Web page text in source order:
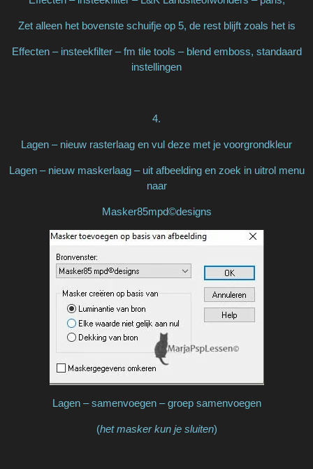
Zet alleen het bovenste schuifje op 5, de rest blijft zoals het is
Effecten – insteekfilter – fm tile tools – blend emboss, standaard
instellingen
4.
Lagen – nieuw rasterlaag en vul deze met je voorgrondkleur
Lagen – nieuw maskerlaag – uit afbeelding en zoek in uitrol menu
naar
Masker85mpd©designs
Lagen – samenvoegen – groep samenvoegen
(het masker kun je sluiten)